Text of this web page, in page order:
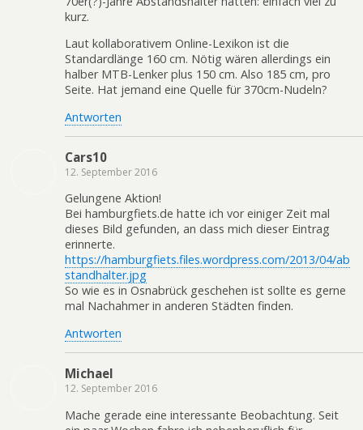
kurz.
Laut kollaborativem Online-Lexikon ist die
Standardlänge 160 cm. Nötig wären allerdings ein
halber MTB-Lenker plus 150 cm. Also 185 cm, pro
Seite. Hat jemand eine Quelle für 370cm-Nudeln?
Antworten
Cars10
12. September 2016
Gelungene Aktion!
Bei hamburgfiets.de hatte ich vor einiger Zeit mal
dieses Bild gefunden, an dass mich dieser Eintrag
erinnerte.
https://hamburgfiets.files.wordpress.com/2013/04/ab
standhalter.jpg
So wie es in Osnabrück geschehen ist sollte es gerne
mal Nachahmer in anderen Städten finden.
Antworten
Michael
12. September 2016
Mache gerade eine interessante Beobachtung. Seit